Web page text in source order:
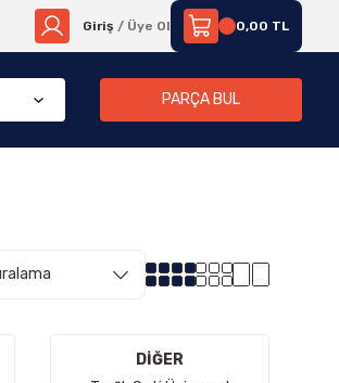
Giriş / Üye Ol 0,00 TL
PARÇA BUL
DİĞER